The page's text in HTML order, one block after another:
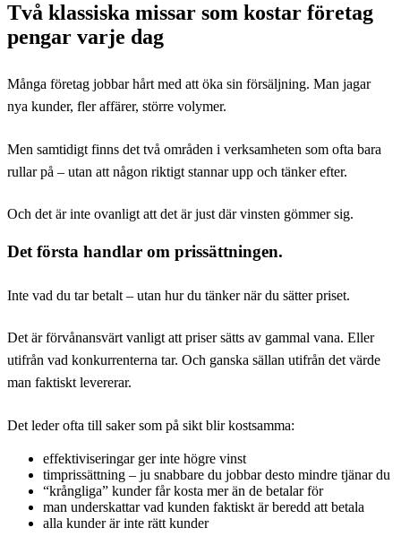
Två klassiska missar som kostar företag
pengar varje dag
Många företag jobbar hårt med att öka sin försäljning. Man jagar
nya kunder, fler affärer, större volymer.
Men samtidigt finns det två områden i verksamheten som ofta bara
rullar på – utan att någon riktigt stannar upp och tänker efter.
Och det är inte ovanligt att det är just där vinsten gömmer sig.
Det första handlar om prissättningen.
Inte vad du tar betalt – utan hur du tänker när du sätter priset.
Det är förvånansvärt vanligt att priser sätts av gammal vana. Eller
utifrån vad konkurrenterna tar. Och ganska sällan utifrån det värde
man faktiskt levererar.
Det leder ofta till saker som på sikt blir kostsamma:
effektiviseringar ger inte högre vinst
timprissättning – ju snabbare du jobbar desto mindre tjänar du
“krångliga” kunder får kosta mer än de betalar för
man underskattar vad kunden faktiskt är beredd att betala
alla kunder är inte rätt kunder